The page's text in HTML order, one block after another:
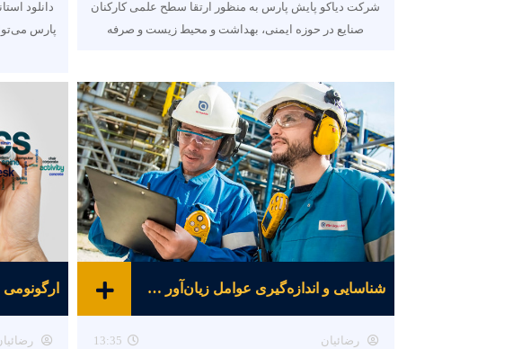
شرکت دیاکو پایش پارس به منظور ارتقا سطح علمی کارکنان
صنایع در حوزه ایمنی، بهداشت و محیط زیست و صرفه
دانلود
پارس
شناسایی و اندازه‌گیری عوامل زیان‌آور محیط کار
رضائیان 13:35